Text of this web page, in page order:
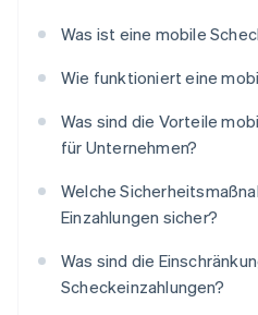
Was ist eine mobile
Wie funktioniert eine
Was sind die Vorteile
für Unternehmen?
Welche
Einzahlungen sicher?
Was sind die
Scheckeinzahlungen?